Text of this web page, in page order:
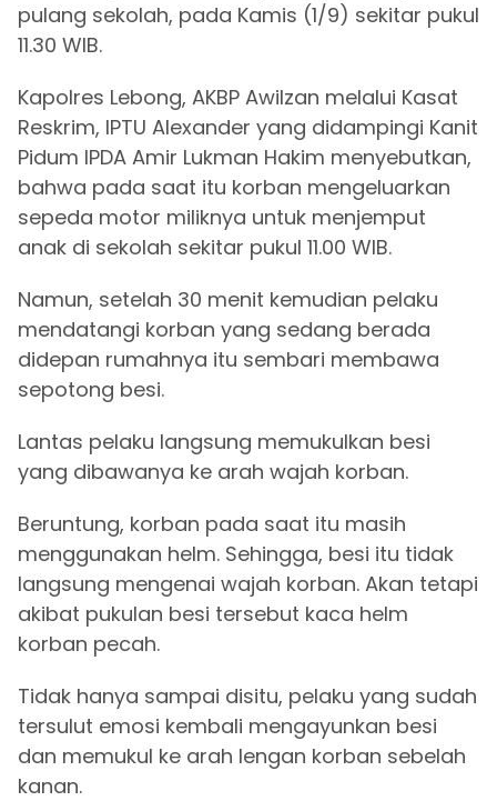
pulang sekolah, pada Kamis (1/9) sekitar pukul
11.30 WIB.
Kapolres Lebong, AKBP Awilzan melalui Kasat
Reskrim, IPTU Alexander yang didampingi Kanit
Pidum IPDA Amir Lukman Hakim menyebutkan,
bahwa pada saat itu korban mengeluarkan
sepeda motor miliknya untuk menjemput
anak di sekolah sekitar pukul 11.00 WIB.
Namun, setelah 30 menit kemudian pelaku
mendatangi korban yang sedang berada
didepan rumahnya itu sembari membawa
sepotong besi.
Lantas pelaku langsung memukulkan besi
yang dibawanya ke arah wajah korban.
Beruntung, korban pada saat itu masih
menggunakan helm. Sehingga, besi itu tidak
langsung mengenai wajah korban. Akan tetapi
akibat pukulan besi tersebut kaca helm
korban pecah.
Tidak hanya sampai disitu, pelaku yang sudah
tersulut emosi kembali mengayunkan besi
dan memukul ke arah lengan korban sebelah
kanan.